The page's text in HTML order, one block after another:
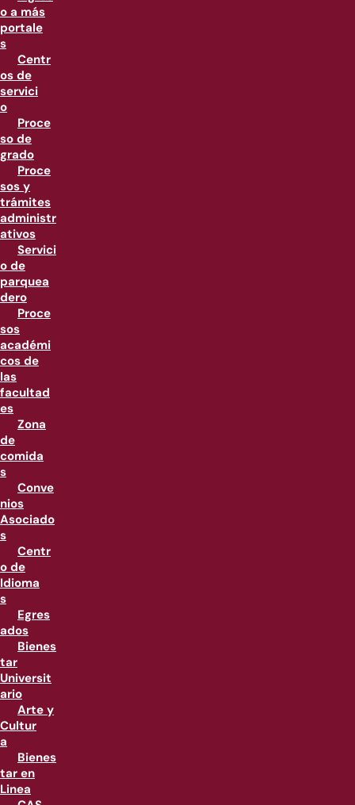
o a más
portale
s
Centr
os de
servici
o
Proce
so de
grado
Proce
sos y
trámites
administr
ativos
Servici
o de
parquea
dero
Proce
sos
académi
cos de
las
facultad
es
Zona
de
comida
s
Conve
nios
Asociado
s
Centr
o de
Idioma
s
Egres
ados
Bienes
tar
Universit
ario
Arte y
Cultur
a
Bienes
tar en
Linea